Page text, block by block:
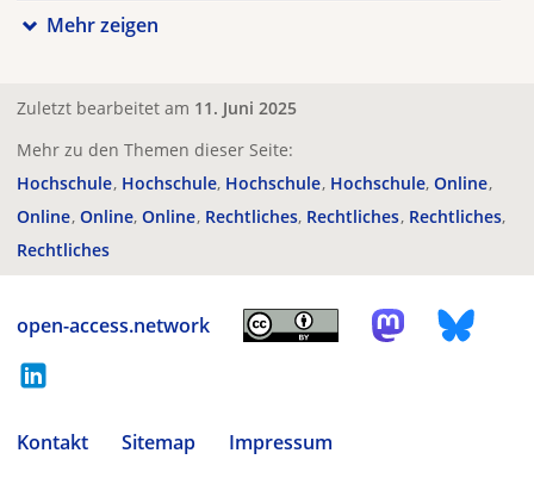
Mehr zeigen
Zuletzt bearbeitet am 11. Juni 2025
Mehr zu den Themen dieser Seite:
Hochschule Hochschule Hochschule Hochschule Online
Online Online Online Rechtliches Rechtliches Rechtliches
Rechtliches
open-access.network
Kontakt Sitemap
Impressum